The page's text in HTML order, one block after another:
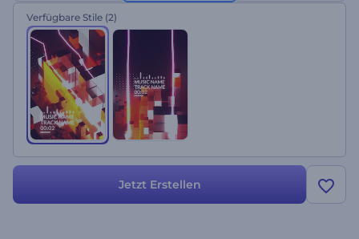
Künstlers ein, und machen Sie sich bereit für eine faszinierende
audiovisuelle Reise. Beginnen Sie jetzt, um Ihre Musik-Downloads
zu vermehren!
Verfügbare Stile (2)
Jetzt Erstellen